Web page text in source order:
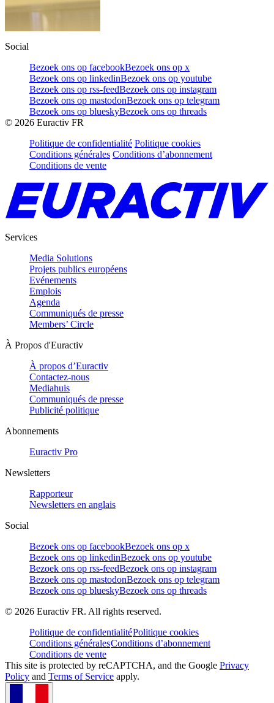
Social
Bezoek ons op facebookBezoek ons op x
Bezoek ons op linkedinBezoek ons op youtube
Bezoek ons op rss-feedBezoek ons op instagram
Bezoek ons op mastodonBezoek ons op telegram
Bezoek ons op blueskyBezoek ons op threads
© 2026 Euractiv FR
Politique de confidentialité Politique cookies
Conditions générales Conditions d’abonnement
Conditions de vente
Services
Media Solutions
Projets publics européens
Evénements
Emplois
Agenda
Communiqués de presse
Members’ Circle
À Propos d'Euractiv
À propos d’Euractiv
Contactez-nous
Mediahuis
Communiqués de presse
Publicité politique
Abonnements
Euractiv Pro
Newsletters
Rapporteur
Newsletters en anglais
Social
Bezoek ons op facebookBezoek ons op x
Bezoek ons op linkedinBezoek ons op youtube
Bezoek ons op rss-feedBezoek ons op instagram
Bezoek ons op mastodonBezoek ons op telegram
Bezoek ons op blueskyBezoek ons op threads
© 2026 Euractiv FR. All rights reserved.
Politique de confidentialitéPolitique cookies
Conditions généralesConditions d’abonnement
Conditions de vente
This site is protected by reCAPTCHA, and the Google Privacy
Policy and Terms of Service apply.